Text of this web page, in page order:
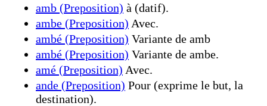
amb (Preposition) à (datif).
ambe (Preposition) Avec.
ambé (Preposition) Variante de amb
ambé (Preposition) Variante de ambe.
amé (Preposition) Avec.
ande (Preposition) Pour (exprime le but, la
destination).